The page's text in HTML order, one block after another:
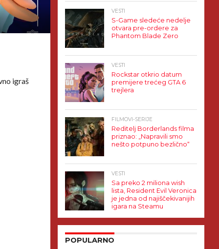
igraš
VESTI
S-Game sledeće nedelje
otvara pre-ordere za
Phantom Blade Zero
VESTI
Rockstar otkrio datum
premijere trećeg GTA 6
trejlera
FILMOVI-SERIJE
Reditelj Borderlands filma
priznao: „Napravili smo
nešto potpuno bezlično“
VESTI
Sa preko 2 miliona wish
lista, Resident Evil Veronica
je jedna od najiščekivanijih
igara na Steamu
POPULARNO